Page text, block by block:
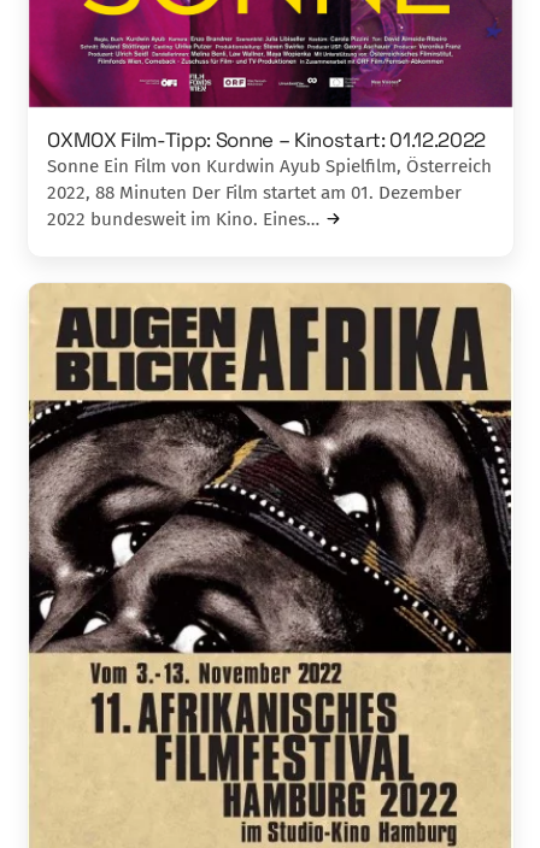
OXMOX Film-Tipp: Sonne – Kinostart: 01.12.2022
Sonne Ein Film von Kurdwin Ayub Spielfilm, Österreich
2022, 88 Minuten Der Film startet am 01. Dezember
2022 bundesweit im Kino. Eines…